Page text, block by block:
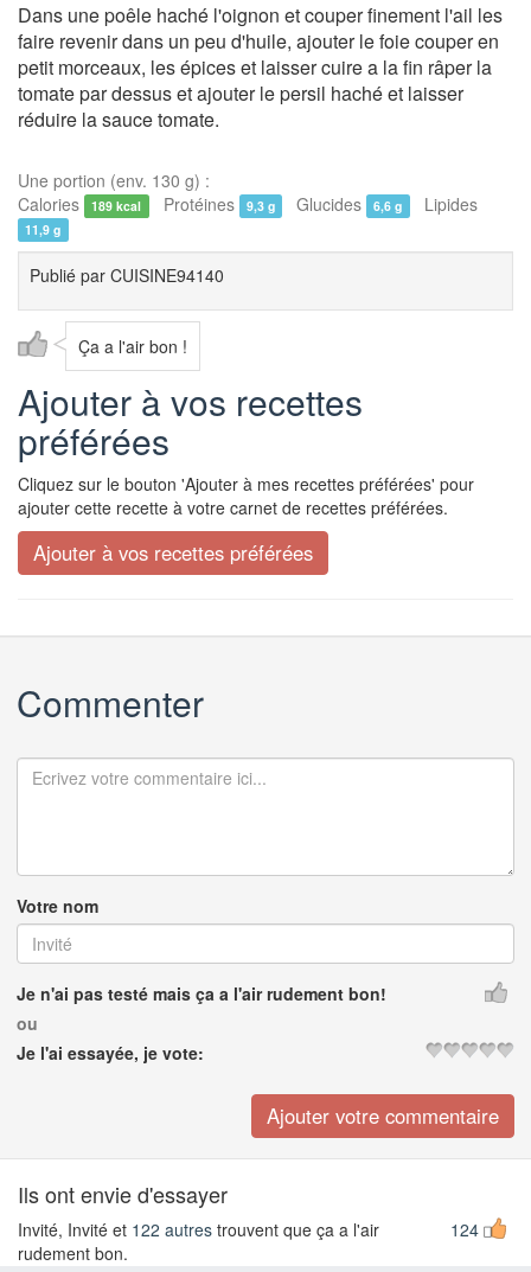
Dans une poêle haché l'oignon et couper finement l'ail les
faire revenir dans un peu d'huile, ajouter le foie couper en
petit morceaux, les épices et laisser cuire a la fin râper la
tomate par dessus et ajouter le persil haché et laisser
réduire la sauce tomate.
Une portion (env. 130 g) :
Calories
189 kcal Protéines 9,3 g Glucides 6,6 g Lipides
11,9 g
Publié par CUISINE94140
Ça a l'air bon !
Ajouter à vos recettes
préférées
Cliquez sur le bouton 'Ajouter à mes recettes préférées' pour
ajouter cette recette à votre carnet de recettes préférées.
Commenter
Votre nom
Je n'ai pas testé mais ça a l'air rudement bon!
ou
Je l'ai essayée, je vote:
Ils ont envie d'essayer
124
Invité, Invité et 122 autres trouvent que ça a l'air
rudement bon.